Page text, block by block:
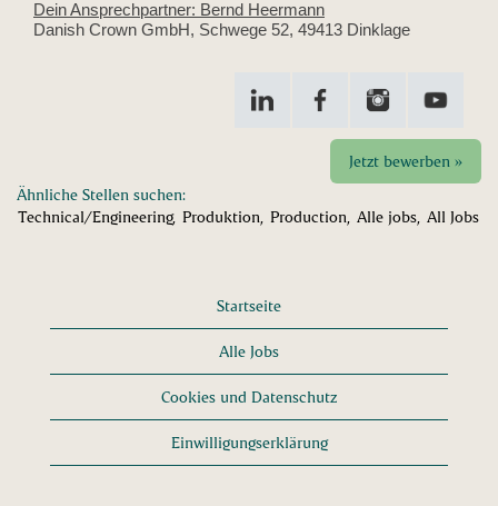
Dein Ansprechpartner: Bernd Heermann
Danish Crown GmbH, Schwege 52, 49413 Dinklage
Jetzt bewerben »
Ähnliche Stellen suchen:
Technical/Engineering, Produktion, Production, Alle jobs, All Jobs
Startseite
Alle Jobs
Cookies und Datenschutz
Einwilligungserklärung